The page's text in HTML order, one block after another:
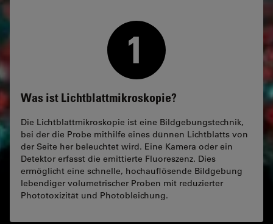
Was ist Lichtblattmikroskopie?
Die Lichtblattmikroskopie ist eine Bildgebungstechnik,
bei der die Probe mithilfe eines dünnen Lichtblatts von
der Seite her beleuchtet wird. Eine Kamera oder ein
Detektor erfasst die emittierte Fluoreszenz. Dies
ermöglicht eine schnelle, hochauflösende Bildgebung
lebendiger volumetrischer Proben mit reduzierter
Phototoxizität und Photobleichung.